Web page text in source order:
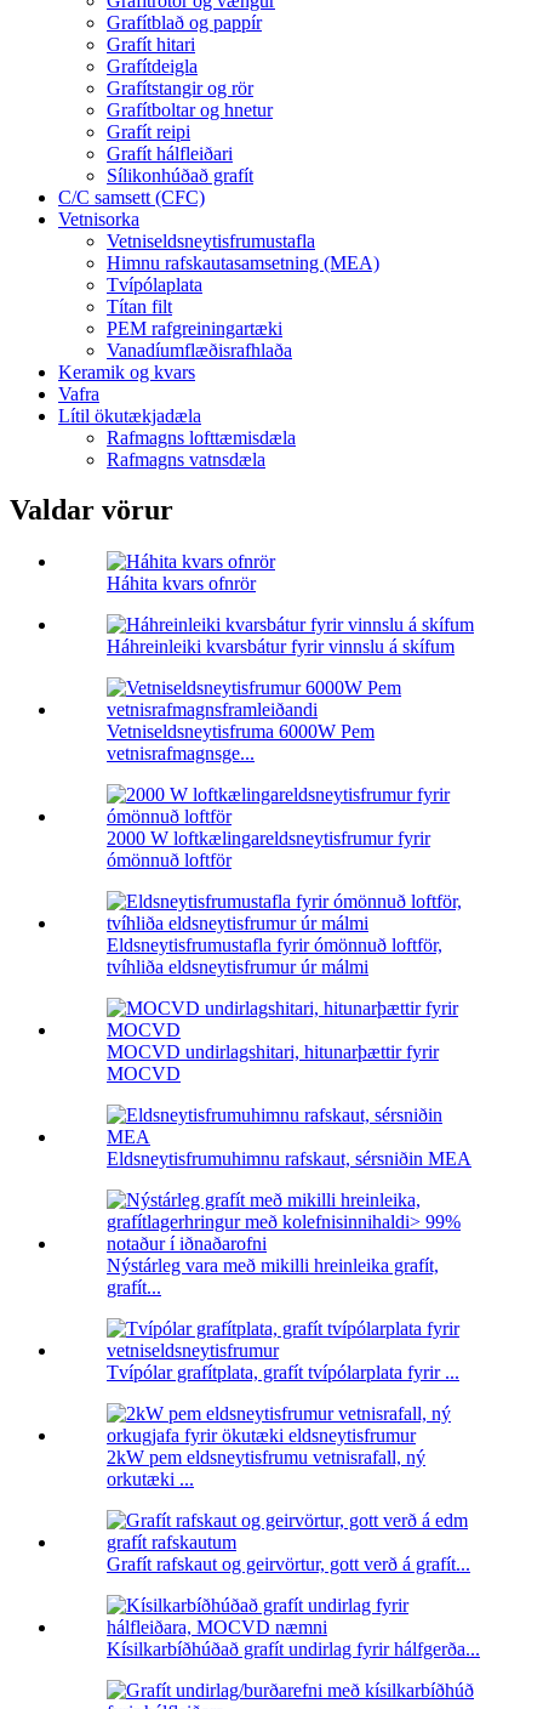
Grafítblað og pappír
Grafít hitari
Grafítdeigla
Grafítstangir og rör
Grafítboltar og hnetur
Grafít reipi
Grafít hálfleiðari
Sílikonhúðað grafít
C/C samsett (CFC)
Vetnisorka
Vetniseldsneytisfrumustafla
Himnu rafskautasamsetning (MEA)
Tvípólaplata
Títan filt
PEM rafgreiningartæki
Vanadíumflæðisrafhlaða
Keramik og kvars
Vafra
Lítil ökutækjadæla
Rafmagns lofttæmisdæla
Rafmagns vatnsdæla
Valdar vörur
Háhita kvars ofnrör
Háhreinleiki kvarsbátur fyrir vinnslu á skífum
Vetniseldsneytisfruma 6000W Pem
vetnisrafmagnsge...
2000 W loftkælingareldsneytisfrumur fyrir
ómönnuð loftför
Eldsneytisfrumustafla fyrir ómönnuð loftför,
tvíhliða eldsneytisfrumur úr málmi
MOCVD undirlagshitari, hitunarþættir fyrir
MOCVD
Eldsneytisfrumuhimnu rafskaut, sérsniðin MEA
Nýstárleg vara með mikilli hreinleika grafít,
grafít...
Tvípólar grafítplata, grafít tvípólarplata fyrir ...
2kW pem eldsneytisfrumu vetnisrafall, ný
orkutæki ...
Grafít rafskaut og geirvörtur, gott verð á grafít...
Kísilkarbíðhúðað grafít undirlag fyrir hálfgerða...